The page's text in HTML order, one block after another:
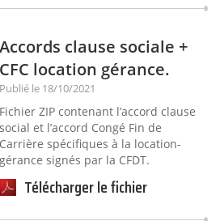
Accords clause sociale +
CFC location gérance.
Publié le 18/10/2021
Fichier ZIP contenant l’accord clause
social et l’accord Congé Fin de
Carrière spécifiques à la location-
gérance signés par la CFDT.
Télécharger le fichier